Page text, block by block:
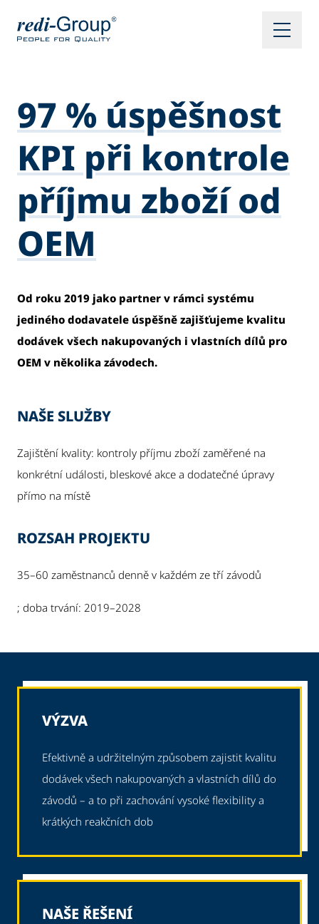
97 % úspěšnost
KPI při kontrole
příjmu zboží od
OEM
Od roku 2019 jako partner v rámci systému
jediného dodavatele úspěšně zajišťujeme kvalitu
dodávek všech nakupovaných i vlastních dílů pro
OEM v několika závodech.
NAŠE SLUŽBY
Zajištění kvality: kontroly příjmu zboží zaměřené na
konkrétní události, bleskové akce a dodatečné úpravy
přímo na místě
ROZSAH PROJEKTU
35–60 zaměstnanců denně v každém ze tří závodů
; doba trvání: 2019–2028
VÝZVA
Efektivně a udržitelným způsobem zajistit kvalitu
dodávek všech nakupovaných a vlastních dílů do
závodů – a to při zachování vysoké flexibility a
krátkých reakčních dob
NAŠE ŘEŠENÍ